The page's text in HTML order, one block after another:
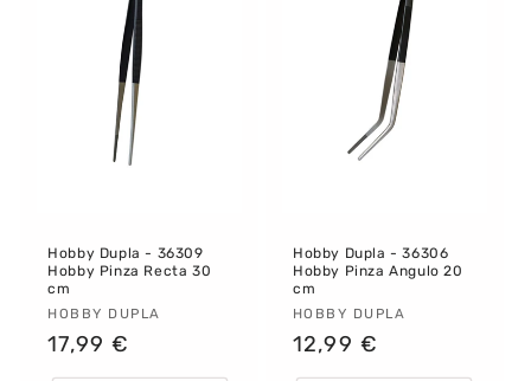
Hobby Dupla - 36309
Hobby Pinza Recta 30
cm
Proveedor:
HOBBY DUPLA
Precio
habitual
17,99 €
Hobby Dupla - 36306
Hobby Pinza Angulo 20
cm
Proveedor:
HOBBY DUPLA
Precio
habitual
12,99 €